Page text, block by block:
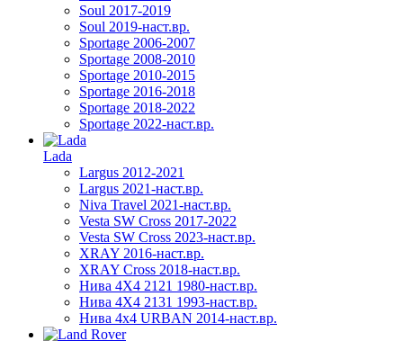
Soul 2017-2019
Soul 2019-наст.вр.
Sportage 2006-2007
Sportage 2008-2010
Sportage 2010-2015
Sportage 2016-2018
Sportage 2018-2022
Sportage 2022-наст.вр.
Lada
Largus 2012-2021
Largus 2021-наст.вр.
Niva Travel 2021-наст.вр.
Vesta SW Cross 2017-2022
Vesta SW Cross 2023-наст.вр.
XRAY 2016-наст.вр.
XRAY Cross 2018-наст.вр.
Нива 4X4 2121 1980-наст.вр.
Нива 4X4 2131 1993-наст.вр.
Нива 4х4 URBAN 2014-наст.вр.